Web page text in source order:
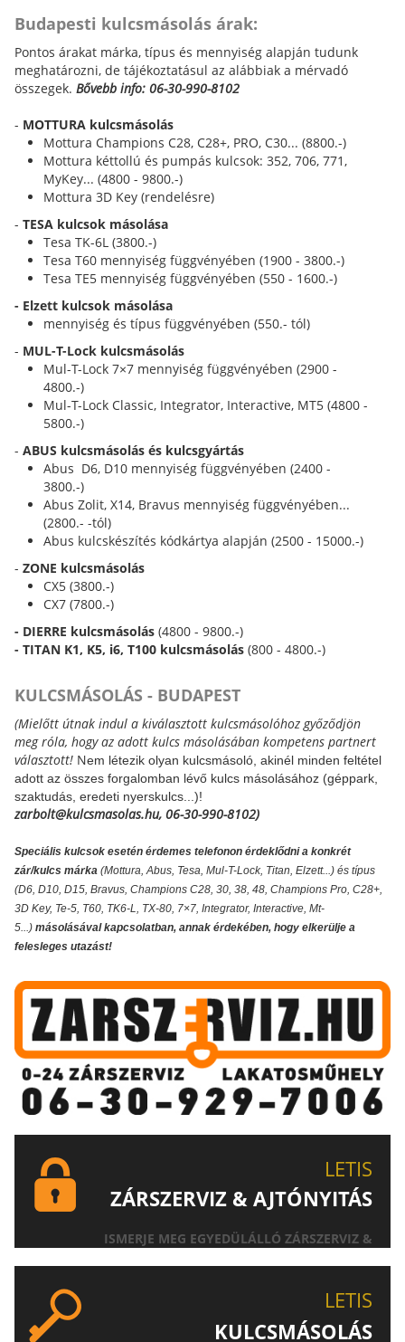
Budapesti kulcsmásolás árak:
Pontos árakat márka, típus és mennyiség alapján tudunk
meghatározni, de tájékoztatásul az alábbiak a mérvadó
összegek. Bővebb info: 06-30-990-8102
- MOTTURA kulcsmásolás
Mottura Champions C28, C28+, PRO, C30... (8800.-)
Mottura kéttollú és pumpás kulcsok: 352, 706, 771,
MyKey... (4800 - 9800.-)
Mottura 3D Key (rendelésre)
- TESA kulcsok másolása
Tesa TK-6L (3800.-)
Tesa T60 mennyiség függvényében (1900 - 3800.-)
Tesa TE5 mennyiség függvényében (550 - 1600.-)
- Elzett kulcsok másolása
mennyiség és típus függvényében (550.- tól)
- MUL-T-Lock kulcsmásolás
Mul-T-Lock 7×7 mennyiség függvényében (2900 -
4800.-)
Mul-T-Lock Classic, Integrator, Interactive, MT5 (4800 -
5800.-)
- ABUS kulcsmásolás és kulcsgyártás
Abus D6, D10 mennyiség függvényében (2400 -
3800.-)
Abus Zolit, X14, Bravus mennyiség függvényében...
(2800.- -tól)
Abus kulcskészítés kódkártya alapján (2500 - 15000.-)
- ZONE kulcsmásolás
CX5 (3800.-)
CX7 (7800.-)
- DIERRE kulcsmásolás (4800 - 9800.-)
- TITAN K1, K5, i6, T100 kulcsmásolás (800 - 4800.-)
KULCSMÁSOLÁS - BUDAPEST
(Mielőtt útnak indul a kiválasztott kulcsmásolóhoz győződjön
meg róla, hogy az adott kulcs másolásában kompetens partnert
választott! Nem létezik olyan kulcsmásoló, akinél minden feltétel
adott az összes forgalomban lévő kulcs másolásához (géppark,
szaktudás, eredeti nyerskulcs...)!
zarbolt@kulcsmasolas.hu, 06-30-990-8102)
Speciális kulcsok esetén érdemes telefonon érdeklődni a konkrét
zár/kulcs márka (Mottura, Abus, Tesa, Mul-T-Lock, Titan, Elzett...) és típus
(D6, D10, D15, Bravus, Champions C28, 30, 38, 48, Champions Pro, C28+,
3D Key, Te-5, T60, TK6-L, TX-80, 7×7, Integrator, Interactive, Mt-
5...) másolásával kapcsolatban, annak érdekében, hogy elkerülje a
felesleges utazást!
LETIS
ZÁRSZERVIZ & AJTÓNYITÁS
ISMERJE MEG EGYEDÜLÁLLÓ ZÁRSZERVIZ &
LETIS
KULCSMÁSOLÁS